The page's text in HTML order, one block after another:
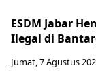
ESDM Jabar
Ilegal di
Jumat, 7 Agustus